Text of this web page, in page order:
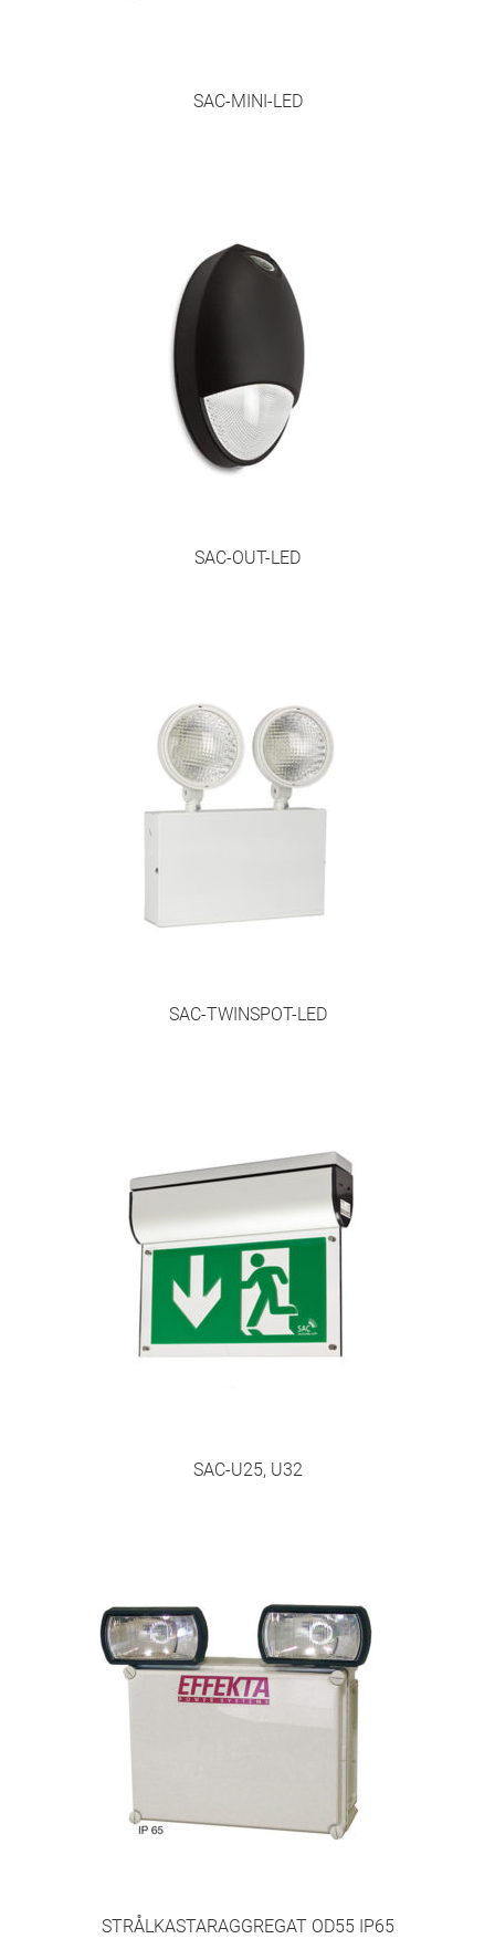
SAC-MINI-LED
SAC-OUT-LED
SAC-TWINSPOT-LED
SAC-U25, U32
STRÅLKASTARAGGREGAT OD55 IP65